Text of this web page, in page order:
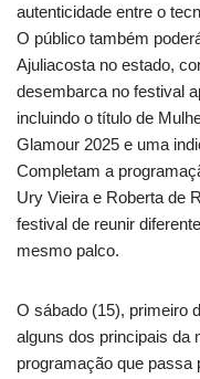
autenticidade entre o
O público também
Ajuliacosta no estado,
desembarca no festival
incluindo o título de
Glamour 2025 e uma
Completam a
Ury Vieira e Roberta de
festival de reunir
mesmo palco.
O sábado (15), primeiro
alguns dos principais da
programação que passa